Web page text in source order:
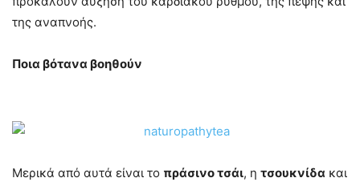
της αναπνοής.
Ποια βότανα βοηθούν
Μερικά από αυτά είναι το πράσινο τσάι, η τσουκνίδα και